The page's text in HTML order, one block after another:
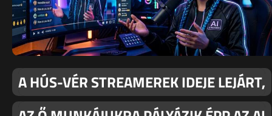
A HÚS-VÉR STREAMEREK IDEJE LEJÁRT,